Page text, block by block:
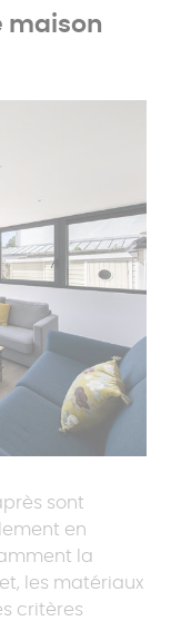
maison
sont
en
la
les matériaux
critères